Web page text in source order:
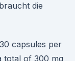
die
capsules per
total of 300 mg